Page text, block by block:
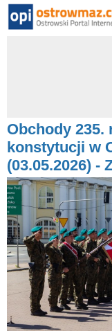
Obchody
konstytucji w
(03.05.2026) -